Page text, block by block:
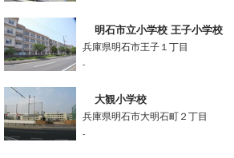
明石市立小学校 王子小学校
兵庫県明石市王子１丁目
-
大観小学校
兵庫県明石市大明石町２丁目
-